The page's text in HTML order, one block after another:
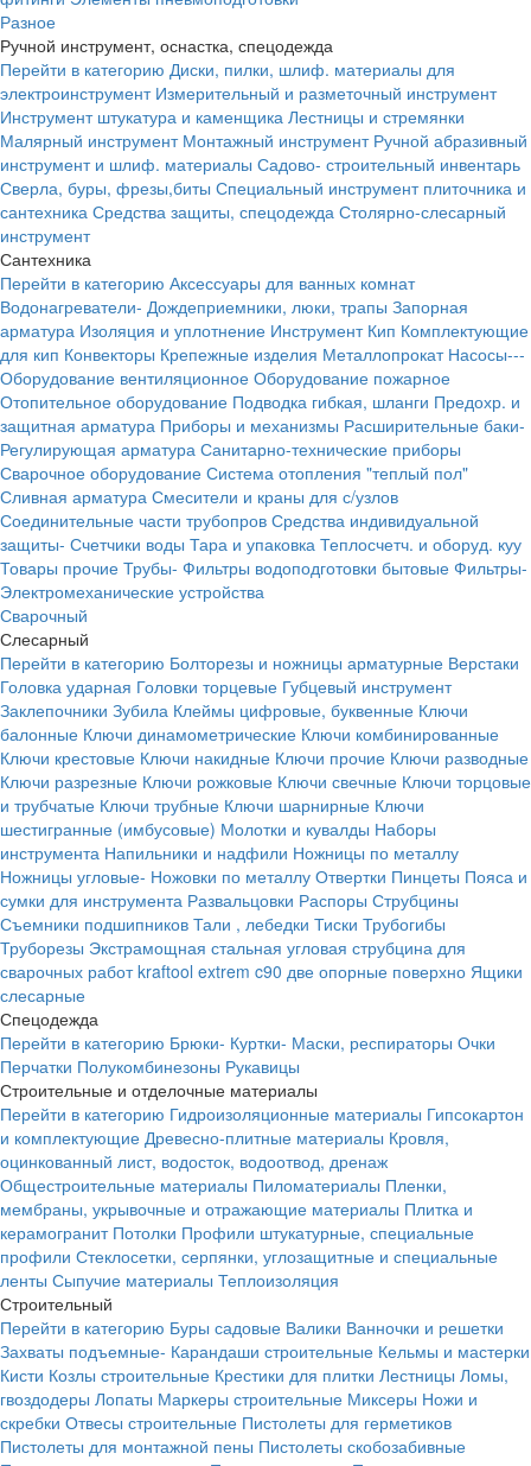
Разное
Ручной инструмент, оснастка, спецодежда
Перейти в категорию Диски, пилки, шлиф. материалы для
электроинструмент Измерительный и разметочный инструмент
Инструмент штукатура и каменщика Лестницы и стремянки
Малярный инструмент Монтажный инструмент Ручной абразивный
инструмент и шлиф. материалы Садово- строительный инвентарь
Сверла, буры, фрезы,биты Специальный инструмент плиточника и
сантехника Средства защиты, спецодежда Столярно-слесарный
инструмент
Сантехника
Перейти в категорию Аксессуары для ванных комнат
Водонагреватели- Дождеприемники, люки, трапы Запорная
арматура Изоляция и уплотнение Инструмент Кип Комплектующие
для кип Конвекторы Крепежные изделия Металлопрокат Насосы---
Оборудование вентиляционное Оборудование пожарное
Отопительное оборудование Подводка гибкая, шланги Предохр. и
защитная арматура Приборы и механизмы Расширительные баки-
Регулирующая арматура Санитарно-технические приборы
Сварочное оборудование Система отопления "теплый пол"
Сливная арматура Смесители и краны для с/узлов
Соединительные части трубопров Средства индивидуальной
защиты- Счетчики воды Тара и упаковка Теплосчетч. и оборуд. куу
Товары прочие Трубы- Фильтры водоподготовки бытовые Фильтры-
Электромеханические устройства
Сварочный
Слесарный
Перейти в категорию Болторезы и ножницы арматурные Верстаки
Головка ударная Головки торцевые Губцевый инструмент
Заклепочники Зубила Клеймы цифровые, буквенные Ключи
балонные Ключи динамометрические Ключи комбинированные
Ключи крестовые Ключи накидные Ключи прочие Ключи разводные
Ключи разрезные Ключи рожковые Ключи свечные Ключи торцовые
и трубчатые Ключи трубные Ключи шарнирные Ключи
шестигранные (имбусовые) Молотки и кувалды Наборы
инструмента Напильники и надфили Ножницы по металлу
Ножницы угловые- Ножовки по металлу Отвертки Пинцеты Пояса и
сумки для инструмента Развальцовки Распоры Струбцины
Съемники подшипников Тали , лебедки Тиски Трубогибы
Труборезы Экстрамощная стальная угловая струбцина для
сварочных работ kraftool extrem c90 две опорные поверхно Ящики
слесарные
Спецодежда
Перейти в категорию Брюки- Куртки- Маски, респираторы Очки
Перчатки Полукомбинезоны Рукавицы
Строительные и отделочные материалы
Перейти в категорию Гидроизоляционные материалы Гипсокартон
и комплектующие Древесно-плитные материалы Кровля,
оцинкованный лист, водосток, водоотвод, дренаж
Общестроительные материалы Пиломатериалы Пленки,
мембраны, укрывочные и отражающие материалы Плитка и
керамогранит Потолки Профили штукатурные, специальные
профили Стеклосетки, серпянки, углозащитные и специальные
ленты Сыпучие материалы Теплоизоляция
Строительный
Перейти в категорию Буры садовые Валики Ванночки и решетки
Захваты подъемные- Карандаши строительные Кельмы и мастерки
Кисти Козлы строительные Крестики для плитки Лестницы Ломы,
гвоздодеры Лопаты Маркеры строительные Миксеры Ножи и
скребки Отвесы строительные Пистолеты для герметиков
Пистолеты для монтажной пены Пистолеты скобозабивные